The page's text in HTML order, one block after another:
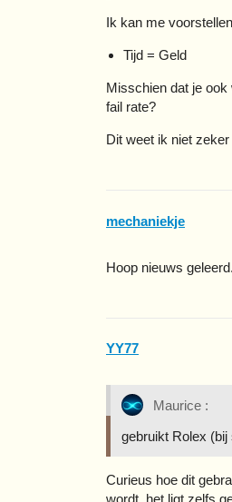
Ik kan me
Tijd = Geld
Misschien dat je
fail rate?
Dit weet ik niet
mechaniekje
Hoop nieuws
YY77
Maurice :
gebruikt Rolex
Curieus hoe dit